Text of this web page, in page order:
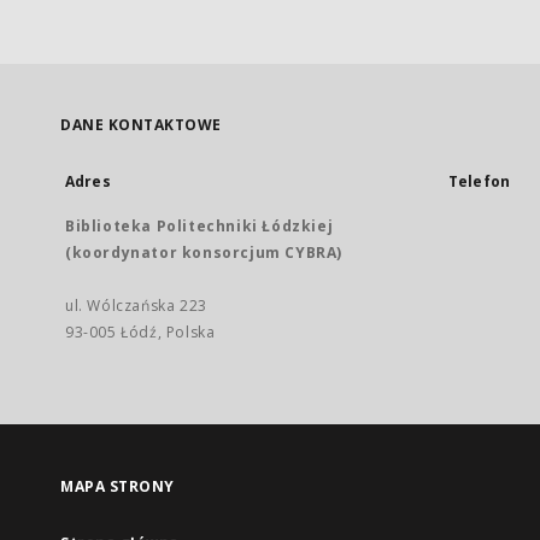
DANE KONTAKTOWE
Adres
Biblioteka Politechniki Łódzkiej
(koordynator konsorcjum CYBRA)
ul. Wólczańska 223
93-005 Łódź, Polska
Telefon
MAPA STRONY